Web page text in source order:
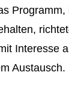
Programm,
Interesse
Austausch.